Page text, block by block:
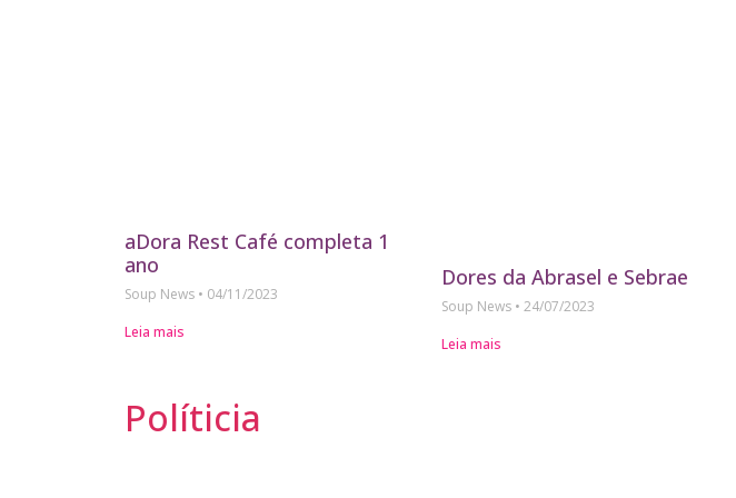
aDora Rest Café completa 1
ano
Soup News
04/11/2023
Leia mais
Dores da Abrasel e Sebrae
Soup News
24/07/2023
Leia mais
Políticia